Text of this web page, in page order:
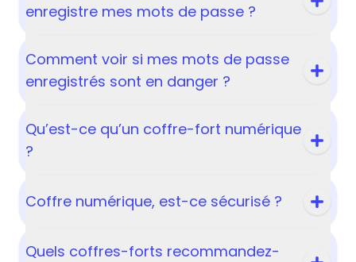
enregistre mes mots de passe ?
Comment voir si mes mots de passe
enregistrés sont en danger ?
Qu’est-ce qu’un coffre-fort numérique
?
Coffre numérique, est-ce sécurisé ?
Quels coffres-forts recommandez-